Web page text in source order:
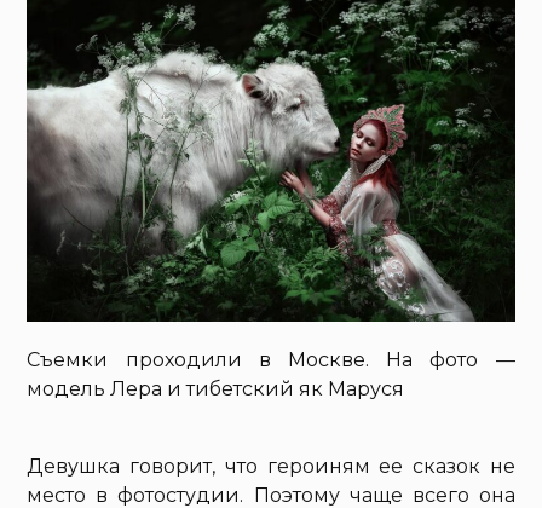
Съемки проходили в Москве. На фото —
модель Лера и тибетский як Маруся
Девушка говорит, что героиням ее сказок не
место в фотостудии. Поэтому чаще всего она